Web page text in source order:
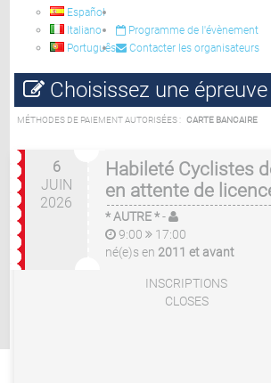
Español
Italiano
Português
Programme de l'évènement
Contacter les organisateurs
Choisissez une
MÉTHODES DE PAIEMENT AUTORISÉES : CARTE BANCAIRE
6
JUIN
2026
Habileté Cyclistes
en attente de
* AUTRE *-
9:00
17:00
né(e)s en 2011 et avant
INSCRIPTIONS
CLOSES